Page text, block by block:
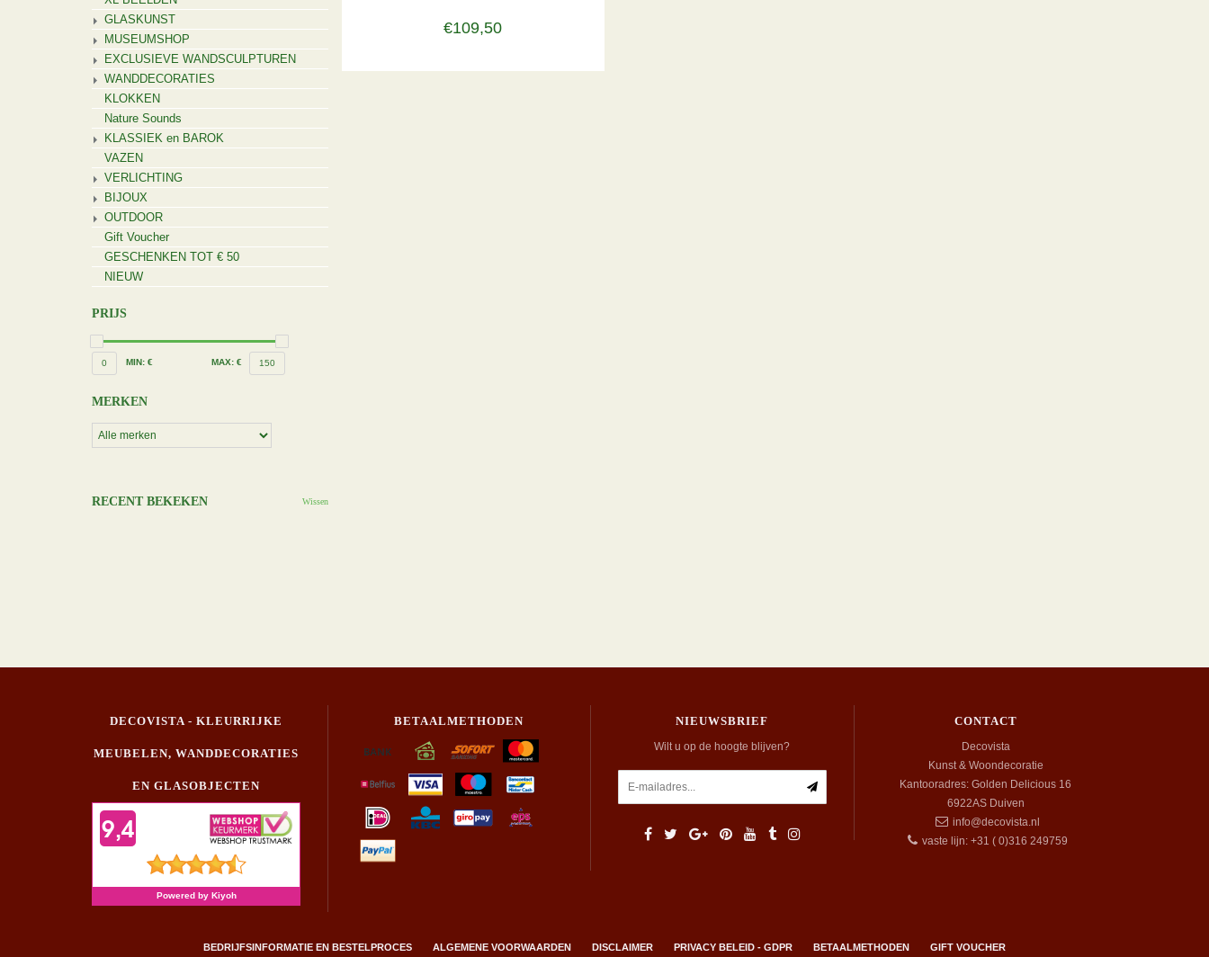
GLASKUNST
MUSEUMSHOP
EXCLUSIEVE WANDSCULPTUREN
WANDDECORATIES
KLOKKEN
Nature Sounds
KLASSIEK en BAROK
VAZEN
VERLICHTING
BIJOUX
OUTDOOR
Gift Voucher
GESCHENKEN TOT € 50
NIEUW
PRIJS
0 MIN: € MAX: € 150
MERKEN
RECENT BEKEKEN Wissen
€109,50
DECOVISTA - KLEURRIJKE
MEUBELEN, WANDDECORATIES
EN GLASOBJECTEN
BETAALMETHODEN NIEUWSBRIEF
Wilt u op de hoogte blijven?
CONTACT
Decovista
Kunst & Woondecoratie
Kantooradres: Golden Delicious 16
6922AS Duiven
info@decovista.nl
vaste lijn: +31 ( 0)316 249759
BEDRIJFSINFORMATIE EN BESTELPROCES ALGEMENE VOORWAARDEN DISCLAIMER PRIVACY BELEID - GDPR BETAALMETHODEN GIFT VOUCHER